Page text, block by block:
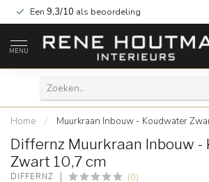
Een 9,3/10 als beoordeling
MENU
Home / Muurkraan Inbouw - Koudwater
Differnz Muurkraan Inbouw -
Zwart 10,7 cm
DIFFERNZ (0)